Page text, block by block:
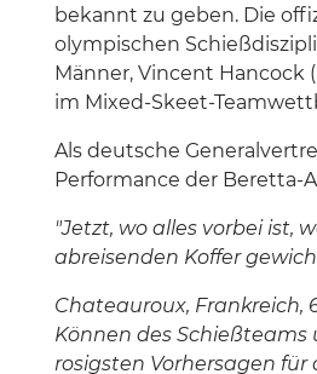
bekannt zu geben. Die
olympischen
Männer, Vincent Hancock
im Mixed-Skeet-
Als deutsche
Performance der Beretta-
"Jetzt, wo alles vorbei ist,
abreisenden Koffer
Chateauroux, Frankreich,
Können des Schießteams
rosigsten Vorhersagen für